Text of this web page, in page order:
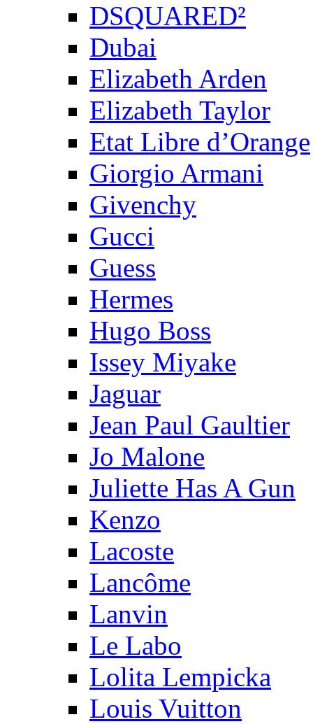
DSQUARED²
Dubai
Elizabeth Arden
Elizabeth Taylor
Etat Libre d’Orange
Giorgio Armani
Givenchy
Gucci
Guess
Hermes
Hugo Boss
Issey Miyake
Jaguar
Jean Paul Gaultier
Jo Malone
Juliette Has A Gun
Kenzo
Lacoste
Lancôme
Lanvin
Le Labo
Lolita Lempicka
Louis Vuitton